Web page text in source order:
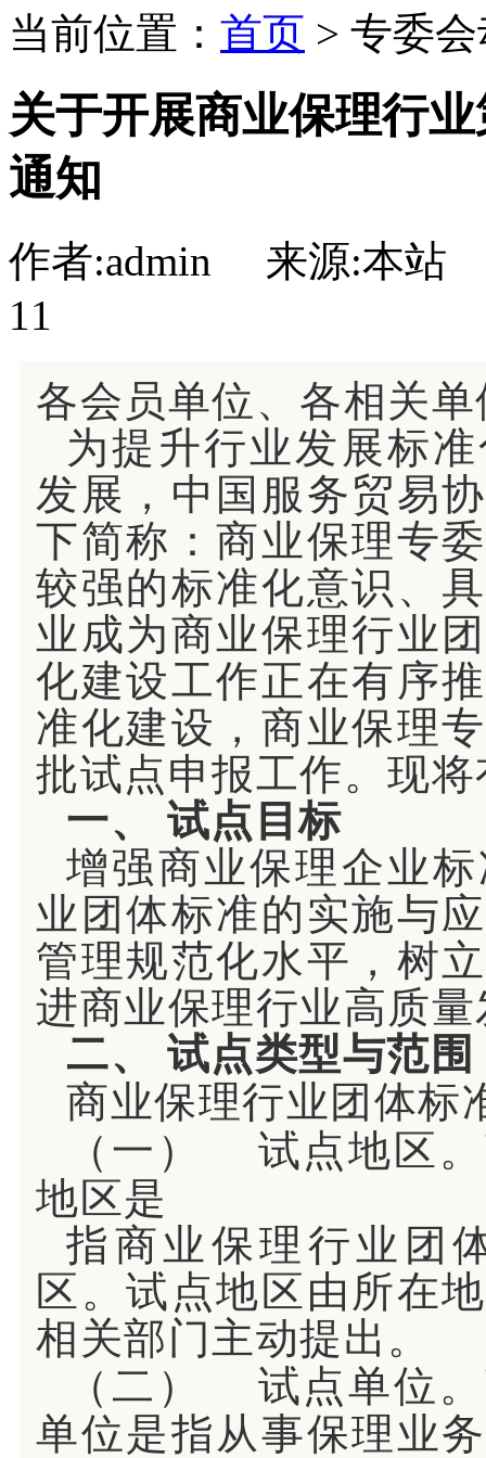
当前位置： 首页 > 专委
关于开展商业保理行
通知
作者:admin 来源:本站
11
各会员单位、各相关单
为提升行业发展标
发展，中国服务贸易
下简称：商业保理专
较强的标准化意识、
业成为商业保理行业
化建设工作正在有序
准化建设，商业保理
批试点申报工作。现
一、 试点目标
增强商业保理企业
业团体标准的实施与
管理规范化水平，树
进商业保理行业高质
二、 试点类型与范围
商业保理行业团体标
（一）
试点地区
地区是
指商业保理行业团
区。试点地区由所在
相关部门主动提出。
（二）
试点单位
单位是指从事保理业